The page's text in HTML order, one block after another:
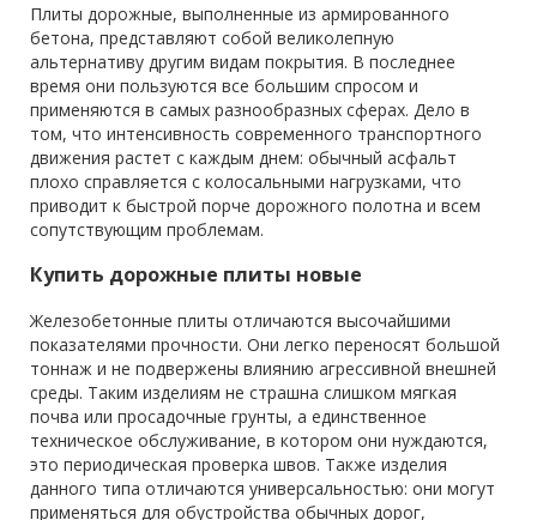
Плиты дорожные, выполненные из армированного
бетона, представляют собой великолепную
альтернативу другим видам покрытия. В последнее
время они пользуются все большим спросом и
применяются в самых разнообразных сферах. Дело в
том, что интенсивность современного транспортного
движения растет с каждым днем: обычный асфальт
плохо справляется с колосальными нагрузками, что
приводит к быстрой порче дорожного полотна и всем
сопутствующим проблемам.
Купить дорожные плиты новые
Железобетонные плиты отличаются высочайшими
показателями прочности. Они легко переносят большой
тоннаж и не подвержены влиянию агрессивной внешней
среды. Таким изделиям не страшна слишком мягкая
почва или просадочные грунты, а единственное
техническое обслуживание, в котором они нуждаются,
это периодическая проверка швов. Также изделия
данного типа отличаются универсальностью: они могут
применяться для обустройства обычных дорог,